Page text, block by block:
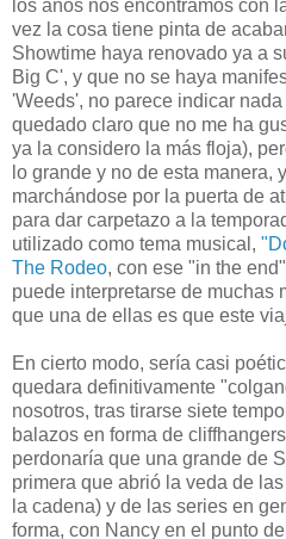
los años nos encontramos con
vez la cosa tiene pinta de
Showtime haya renovado ya a
Big C', y que no se haya
'Weeds', no parece indicar
quedado claro que no me ha
ya la considero la más floja),
lo grande y no de esta manera,
marchándose por la puerta de
para dar carpetazo a la
utilizado como tema musical,
The Rodeo, con ese "in the
puede interpretarse de muchas
que una de ellas es que este
En cierto modo, sería casi
quedara definitivamente
nosotros, tras tirarse siete
balazos en forma de
perdonaría que una grande de
primera que abrió la veda de
la cadena) y de las series en
forma, con Nancy en el punto